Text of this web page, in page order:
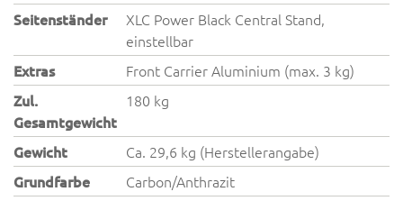
Seitenständer
XLC Power Black Central Stand,
einstellbar
Extras
Front Carrier Aluminium (max. 3 kg)
Zul.
Gesamtgewicht
180 kg
Gewicht
Ca. 29,6 kg (Herstellerangabe)
Grundfarbe
Carbon/Anthrazit